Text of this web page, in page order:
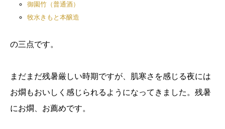
御園竹（普通酒）
牧水きもと本醸造
の三点です。
まだまだ残暑厳しい時期ですが、肌寒さを感じる夜には
お燗もおいしく感じられるようになってきました。残暑
にお燗、お薦めです。